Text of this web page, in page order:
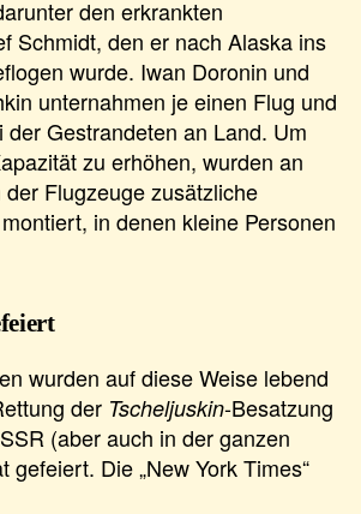
den erkrankten
Schmidt, den er nach Alaska ins
wurde. Iwan Doronin und
unternahmen je einen Flug und
der Gestrandeten an Land. Um
zu erhöhen, wurden an
Flugzeuge zusätzliche
in denen kleine Personen
wurden auf diese Weise lebend
der Tscheljuskin-Besatzung
(aber auch in der ganzen
gefeiert. Die „New York Times“